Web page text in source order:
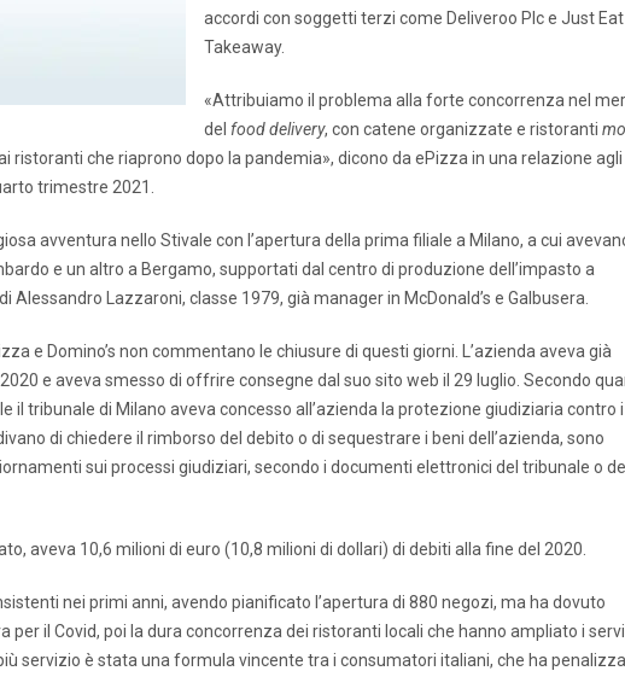
accordi con soggetti terzi come Deliveroo Plc e Just Eat
Takeaway.
«Attribuiamo il problema alla forte concorrenza nel
del food delivery, con catene organizzate e ristoranti
ristoranti che riaprono dopo la pandemia», dicono da ePizza in una relazione agli
trimestre 2021.
avventura nello Stivale con l’apertura della prima filiale a Milano, a cui
e un altro a Bergamo, supportati dal centro di produzione dell’impasto a
Alessandro Lazzaroni, classe 1979, già manager in McDonald’s e Galbusera.
e Domino’s non commentano le chiusure di questi giorni. L’azienda aveva già
e aveva smesso di offrire consegne dal suo sito web il 29 luglio. Secondo
il tribunale di Milano aveva concesso all’azienda la protezione giudiziaria contro i
di chiedere il rimborso del debito o di sequestrare i beni dell’azienda, sono
sui processi giudiziari, secondo i documenti elettronici del tribunale o
aveva 10,6 milioni di euro (10,8 milioni di dollari) di debiti alla fine del 2020.
nei primi anni, avendo pianificato l’apertura di 880 negozi, ma ha dovuto
il Covid, poi la dura concorrenza dei ristoranti locali che hanno ampliato i
servizio è stata una formula vincente tra i consumatori italiani, che ha